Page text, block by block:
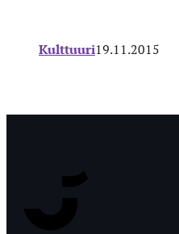
Kulttuuri19.11.2015